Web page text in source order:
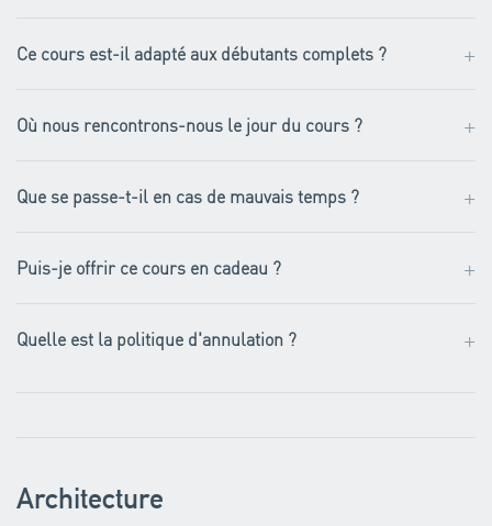
Ce cours est-il adapté aux débutants complets ? +
Où nous rencontrons-nous le jour du cours ? +
Que se passe-t-il en cas de mauvais temps ? +
Puis-je offrir ce cours en cadeau ? +
Quelle est la politique d'annulation ? +
Architecture